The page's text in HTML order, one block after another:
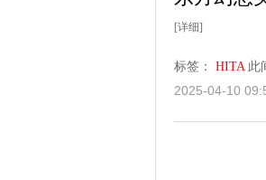
[详细]
标签： HITA 此
2025-04-10